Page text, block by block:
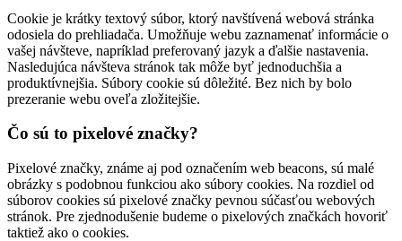
Cookie je krátky textový súbor, ktorý navštívená webová stránka
odosiela do prehliadača. Umožňuje webu zaznamenať informácie o
vašej návšteve, napríklad preferovaný jazyk a ďalšie nastavenia.
Nasledujúca návšteva stránok tak môže byť jednoduchšia a
produktívnejšia. Súbory cookie sú dôležité. Bez nich by bolo
prezeranie webu oveľa zložitejšie.
Čo sú to pixelové značky?
Pixelové značky, známe aj pod označením web beacons, sú malé
obrázky s podobnou funkciou ako súbory cookies. Na rozdiel od
súborov cookies sú pixelové značky pevnou súčasťou webových
stránok. Pre zjednodušenie budeme o pixelových značkách hovoriť
taktiež ako o cookies.